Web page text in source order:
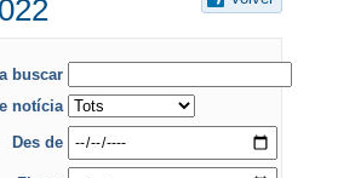
buscar
notícia
Des de